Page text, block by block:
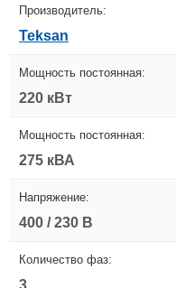
Производитель:
Teksan
Мощность постоянная:
220 кВт
Мощность постоянная:
275 кВА
Напряжение:
400 / 230 В
Количество фаз:
3